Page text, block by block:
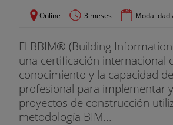
Online 3 meses Modalidad
El BBIM® (Building
una certificación internacional
conocimiento y la capacidad
profesional para implementar
proyectos de construcción
metodología BIM...